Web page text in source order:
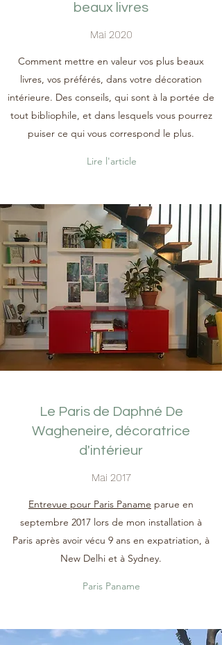
beaux livres
Mai 2020
Comment mettre en valeur vos plus beaux
livres, vos préférés, dans votre décoration
intérieure. Des conseils, qui sont à la portée de
tout bibliophile, et dans lesquels vous pourrez
puiser ce qui vous correspond le plus.
Lire l'article
Le Paris de Daphné De
Wagheneire, décoratrice
d'intérieur
Mai 2017
Entrevue pour Paris Paname parue en
septembre 2017 lors de mon installation à
Paris après avoir vécu 9 ans en expatriation, à
New Delhi et à Sydney.
Paris Paname